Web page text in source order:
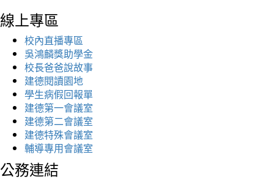
線上專區
校內直播專區
吳鴻麟獎助學金
校長爸爸說故事
建德閱讀園地
學生病假回報單
建德第一會議室
建德第二會議室
建德特殊會議室
輔導專用會議室
公務連結